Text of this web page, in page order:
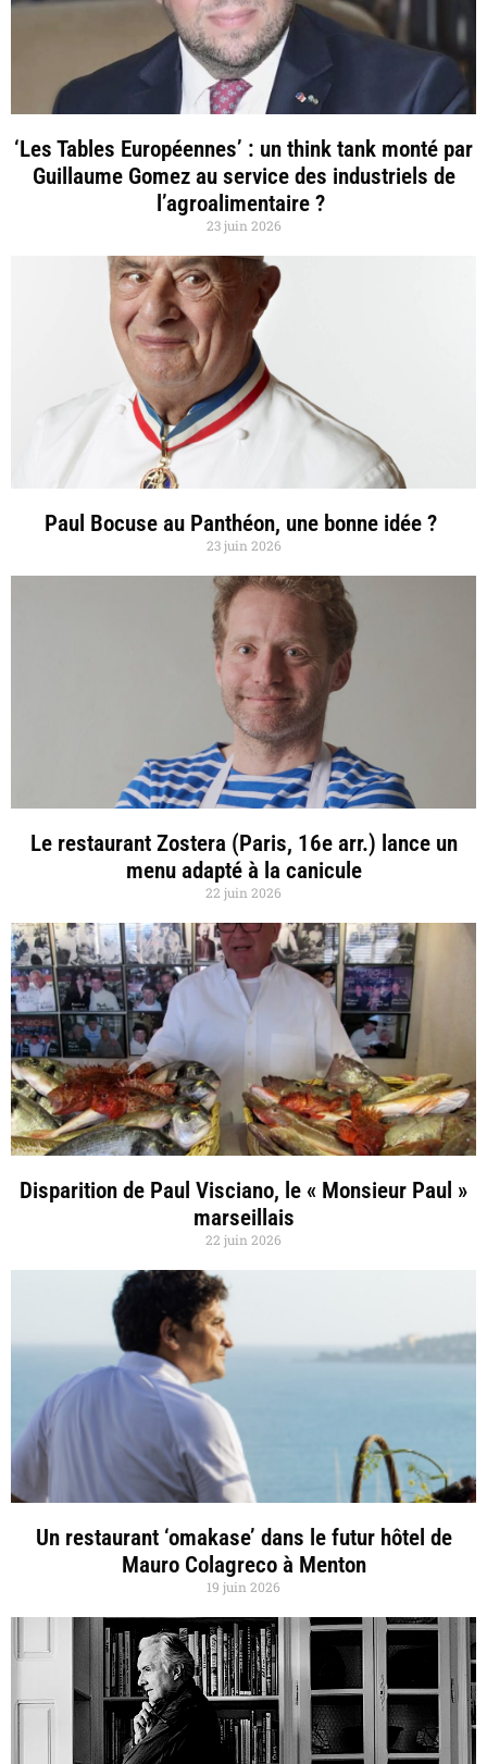
‘Les Tables Européennes’ : un think tank monté par
Guillaume Gomez au service des industriels de
l’agroalimentaire ?
23 juin 2026
Paul Bocuse au Panthéon, une bonne idée ?
23 juin 2026
Le restaurant Zostera (Paris, 16e arr.) lance un
menu adapté à la canicule
22 juin 2026
Disparition de Paul Visciano, le « Monsieur Paul »
marseillais
22 juin 2026
Un restaurant ‘omakase’ dans le futur hôtel de
Mauro Colagreco à Menton
19 juin 2026